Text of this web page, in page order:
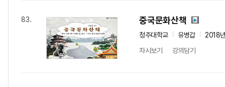
83. 중국문화산책
청주대학교 유병갑
2018
차시보기
강의담기